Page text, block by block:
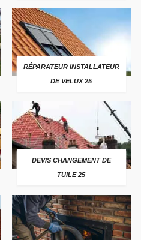
RÉPARATEUR INSTALLATEUR
DE VELUX 25
DEVIS CHANGEMENT DE
TUILE 25